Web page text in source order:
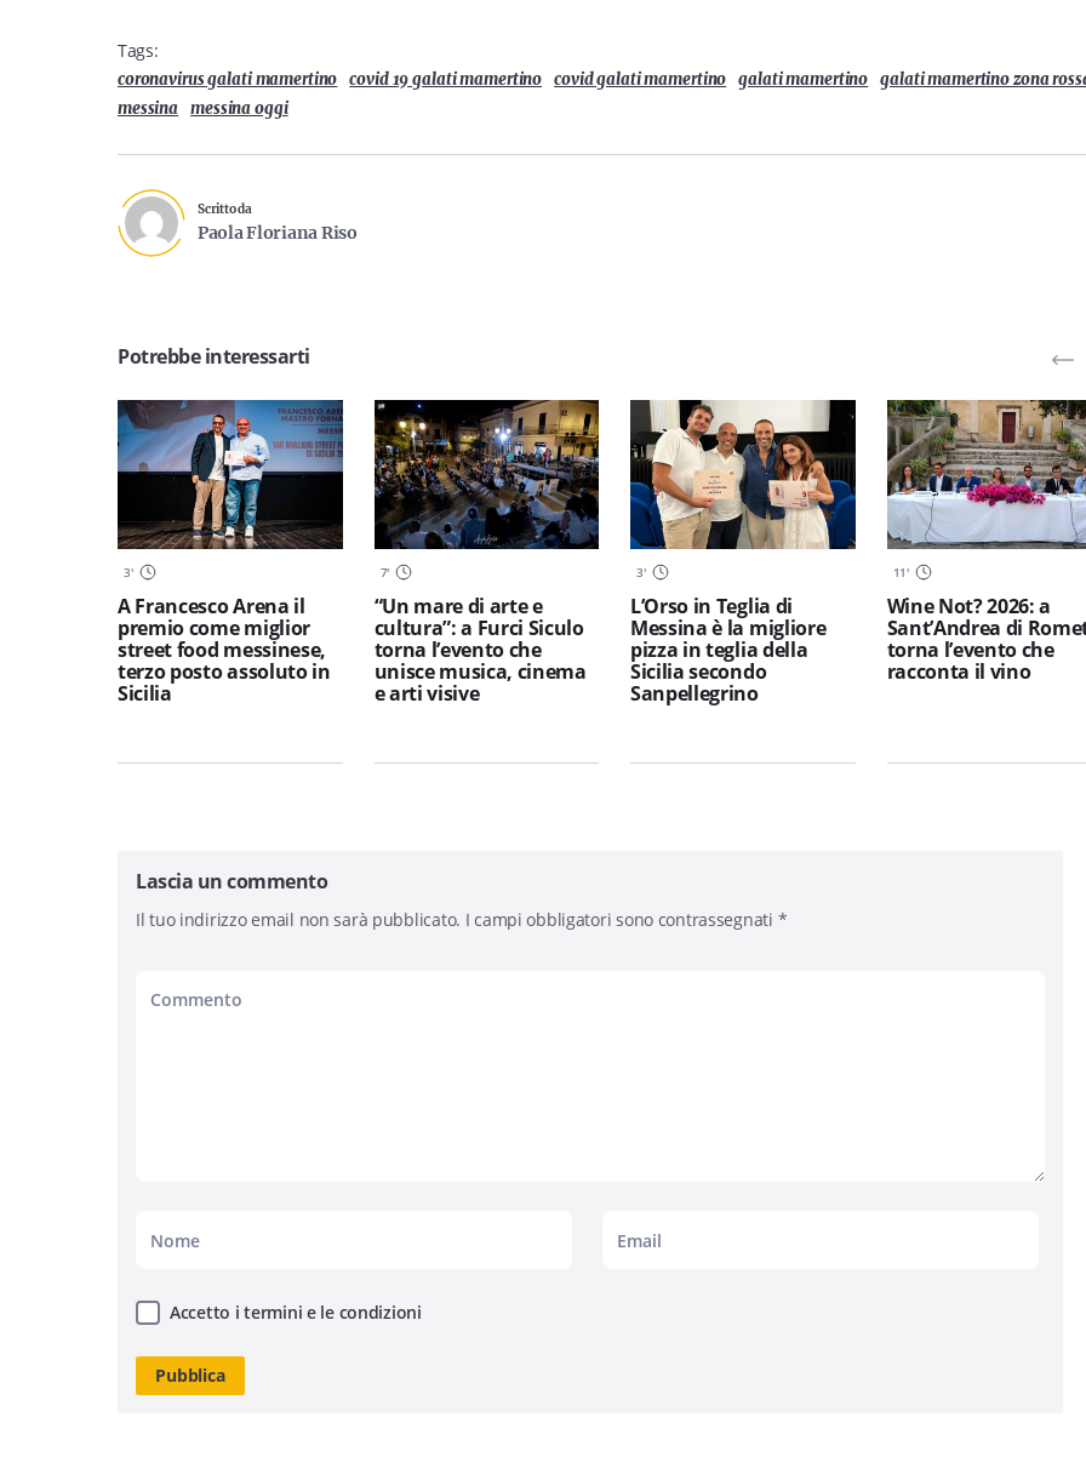
Tags:
coronavirus galati mamertino covid 19 galati mamertino covid galati mamertino galati mamertino galati mamertino zona
messina messina oggi
Scritto da
Paola Floriana Riso
Potrebbe interessarti
3'
A Francesco Arena il
premio come miglior
street food messinese,
terzo posto assoluto in
Sicilia
7'
“Un mare di arte e
cultura”: a Furci Siculo
torna l’evento che
unisce musica, cinema
e arti visive
3'
L’Orso in Teglia di
Messina è la migliore
pizza in teglia della
Sicilia secondo
Sanpellegrino
11'
Wine Not? 2026: a
Sant’Andrea di
torna l’evento che
racconta il vino
Lascia un commento
Il tuo indirizzo email non sarà pubblicato. I campi obbligatori sono contrassegnati *
Accetto i termini e le condizioni